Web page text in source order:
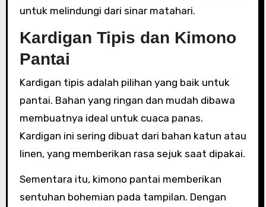
untuk melindungi dari sinar matahari.
Kardigan Tipis dan Kimono
Pantai
Kardigan tipis adalah pilihan yang baik untuk
pantai. Bahan yang ringan dan mudah dibawa
membuatnya ideal untuk cuaca panas.
Kardigan ini sering dibuat dari bahan katun atau
linen, yang memberikan rasa sejuk saat dipakai.
Sementara itu, kimono pantai memberikan
sentuhan bohemian pada tampilan. Dengan